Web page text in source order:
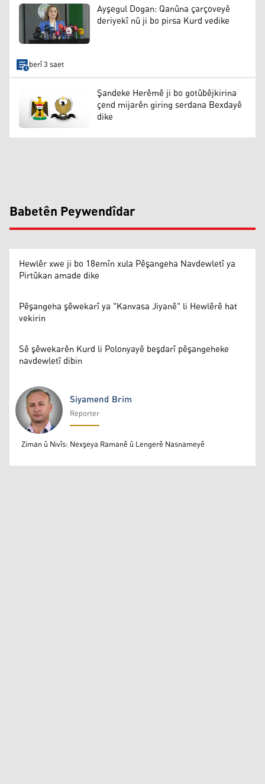
Ayşegul Dogan: Qanûna çarçoveyê
deriyekî nû ji bo pirsa Kurd vedike
berî 3 saet
Şandeke Herêmê ji bo gotûbêjkirina
çend mijarên giring serdana Bexdayê
dike
Babetên Peywendîdar
Hewlêr xwe ji bo 18emîn xula Pêşangeha Navdewletî ya
Pirtûkan amade dike
Pêşangeha şêwekarî ya "Kanvasa Jiyanê" li Hewlêrê hat
vekirin
Sê şêwekarên Kurd li Polonyayê beşdarî pêşangeheke
navdewletî dibin
Siyamend Brim
Siyamend Brim
Reporter
Ziman û Nivîs: Nexşeya Ramanê û Lengerê Nasnameyê